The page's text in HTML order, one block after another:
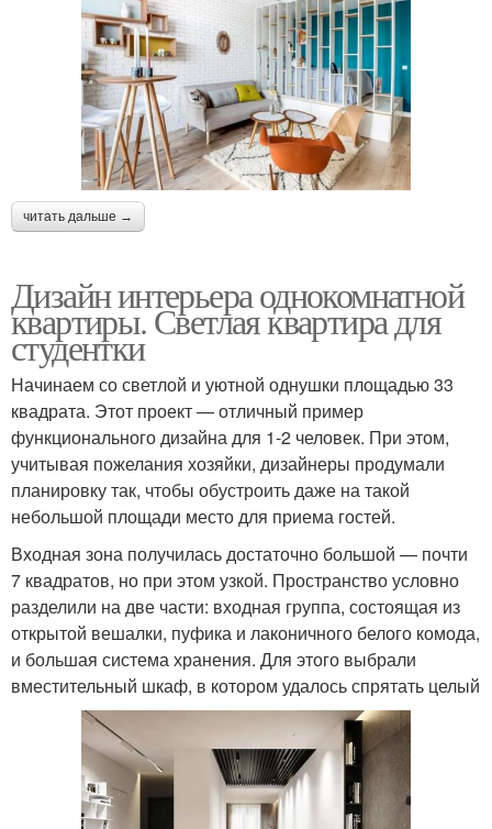
читать дальше →
Дизайн интерьера однокомнатной
квартиры. Светлая квартира для
студентки
Начинаем со светлой и уютной однушки площадью 33
квадрата. Этот проект — отличный пример
функционального дизайна для 1-2 человек. При этом,
учитывая пожелания хозяйки, дизайнеры продумали
планировку так, чтобы обустроить даже на такой
небольшой площади место для приема гостей.
Входная зона получилась достаточно большой — почти
7 квадратов, но при этом узкой. Пространство условно
разделили на две части: входная группа, состоящая из
открытой вешалки, пуфика и лаконичного белого комода,
и большая система хранения. Для этого выбрали
вместительный шкаф, в котором удалось спрятать целый